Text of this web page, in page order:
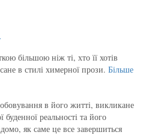
більшою ніж ті, хто її хотів
в стилі химерної прози. Більше
в його житті, викликане
реальності та його
як саме це все завершиться